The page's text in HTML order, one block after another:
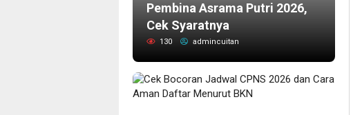
Pembina Asrama Putri 2026,
Cek Syaratnya
130 admincuitan